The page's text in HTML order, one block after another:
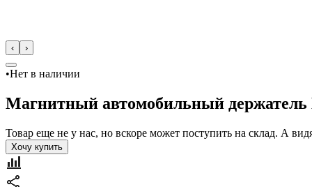
‹ ›
•Нет в наличии
Магнитный автомобильный держатель
Товар еще не у нас, но вскоре может поступить на склад. А
Хочу купить